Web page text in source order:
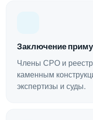
Заключение
Члены СРО и
каменным
экспертизы и суды.